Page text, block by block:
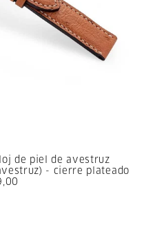
de piel de avestruz
- cierre plateado